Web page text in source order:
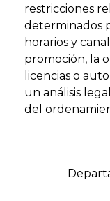
restricciones
determinados
horarios y
promoción, la
licencias o
un análisis
del